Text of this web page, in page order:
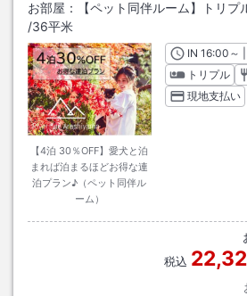
お部屋：
【ペット同伴ルーム】トリプ
/36平米
【4泊 30％OFF】愛犬と泊
まれば泊まるほどお得な連
泊プラン♪（ペット同伴ル
ーム）
INチェック
16:00 ～
トリプル
現地支払い
税込